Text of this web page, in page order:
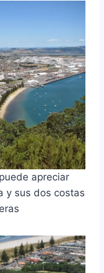
apreciar
y sus dos costas